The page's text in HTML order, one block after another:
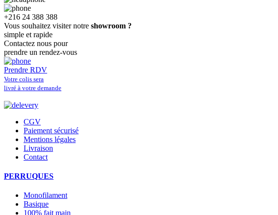
+216 24 388 388
Vous souhaitez visiter notre showroom ?
simple et rapide
Contactez nous pour
prendre un rendez-vous
Prendre RDV
Votre colis sera
livré à votre demande
CGV
Paiement sécurisé
Mentions légales
Livraison
Contact
PERRUQUES
Monofilament
Basique
100% fait main